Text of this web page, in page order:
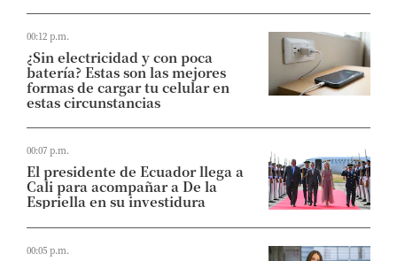
00:12 p.m.
¿Sin electricidad y con poca
batería? Estas son las mejores
formas de cargar tu celular en
estas circunstancias
00:07 p.m.
El presidente de Ecuador llega a
Cali para acompañar a De la
Espriella en su investidura
00:05 p.m.